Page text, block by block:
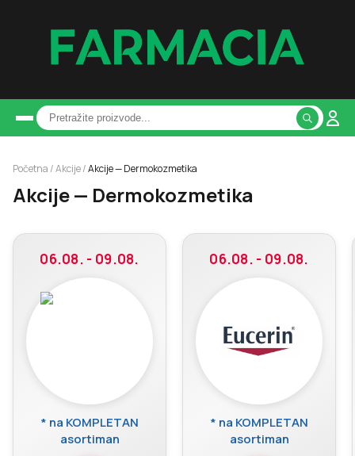
Početna /Akcije/Akcije —Dermokozmetika
Akcije — Dermokozmetika
06.08. - 09.08.
* na KOMPLETAN
asortiman
06.08. - 09.08.
* na KOMPLETAN
asortiman